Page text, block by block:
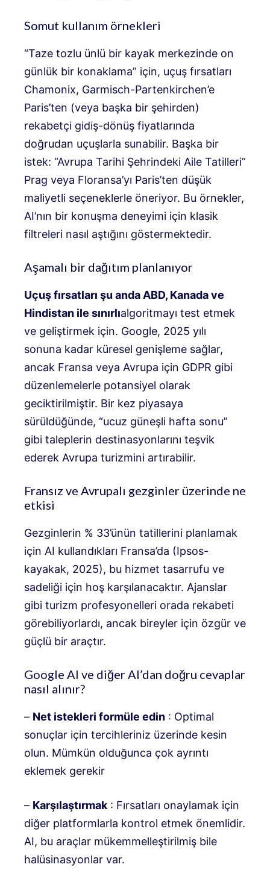
Somut kullanım örnekleri
“Taze tozlu ünlü bir kayak merkezinde on
günlük bir konaklama” için, uçuş fırsatları
Chamonix, Garmisch-Partenkirchen’e
Paris’ten (veya başka bir şehirden)
rekabetçi gidiş-dönüş fiyatlarında
doğrudan uçuşlarla sunabilir. Başka bir
istek: “Avrupa Tarihi Şehrindeki Aile Tatilleri”
Prag veya Floransa’yı Paris’ten düşük
maliyetli seçeneklerle öneriyor. Bu örnekler,
AI’nın bir konuşma deneyimi için klasik
filtreleri nasıl aştığını göstermektedir.
Aşamalı bir dağıtım planlanıyor
Uçuş fırsatları şu anda ABD, Kanada ve
Hindistan ile sınırlıalgoritmayı test etmek
ve geliştirmek için. Google, 2025 yılı
sonuna kadar küresel genişleme sağlar,
ancak Fransa veya Avrupa için GDPR gibi
düzenlemelerle potansiyel olarak
geciktirilmiştir. Bir kez piyasaya
sürüldüğünde, “ucuz güneşli hafta sonu”
gibi taleplerin destinasyonlarını teşvik
ederek Avrupa turizmini artırabilir.
Fransız ve Avrupalı gezginler üzerinde ne
etkisi
Gezginlerin % 33’ünün tatillerini planlamak
için AI kullandıkları Fransa’da (Ipsos-
kayakak, 2025), bu hizmet tasarrufu ve
sadeliği için hoş karşılanacaktır. Ajanslar
gibi turizm profesyonelleri orada rekabeti
görebiliyorlardı, ancak bireyler için özgür ve
güçlü bir araçtır.
Google AI ve diğer AI’dan doğru cevaplar
nasıl alınır?
– Net istekleri formüle edin : Optimal
sonuçlar için tercihleriniz üzerinde kesin
olun. Mümkün olduğunca çok ayrıntı
eklemek gerekir
– Karşılaştırmak : Fırsatları onaylamak için
diğer platformlarla kontrol etmek önemlidir.
AI, bu araçlar mükemmelleştirilmiş bile
halüsinasyonlar var.